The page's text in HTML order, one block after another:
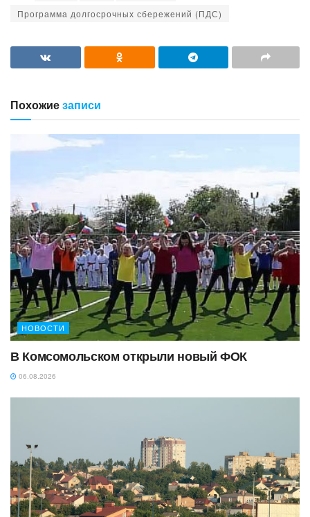
Программа долгосрочных сбережений (ПДС)
Похожиезаписи
НОВОСТИ
В Комсомольском открыли новый ФОК
06.08.2026